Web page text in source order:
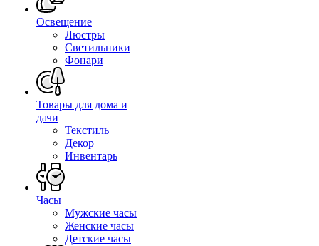
Освещение
Люстры
Светильники
Фонари
Товары для дома и
дачи
Текстиль
Декор
Инвентарь
Часы
Мужские часы
Женские часы
Детские часы